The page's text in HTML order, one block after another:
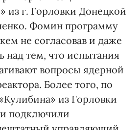
из г. Горловки Донецкой
Фомин программу
не согласовав и даже
над тем, что испытания
вопросы ядерной
Более того, по
из Горловки
подключили